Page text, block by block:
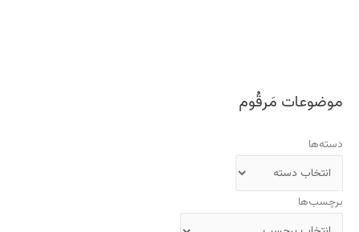
موضوعات مَرقُوم
دسته‌ها
برچسب‌ها